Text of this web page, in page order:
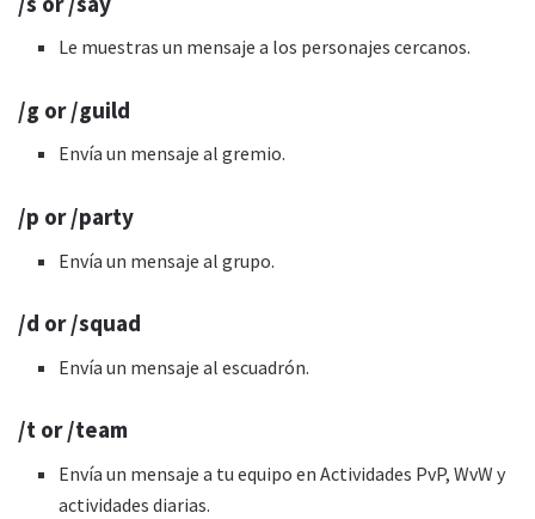
Le muestras un mensaje a los personajes cercanos.
/g or /guild
Envía un mensaje al gremio.
/p or /party
Envía un mensaje al grupo.
/d or /squad
Envía un mensaje al escuadrón.
/t or /team
Envía un mensaje a tu equipo en Actividades PvP, WvW y
actividades diarias.